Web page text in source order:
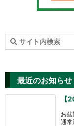
最近のお知らせ
【
お
通常